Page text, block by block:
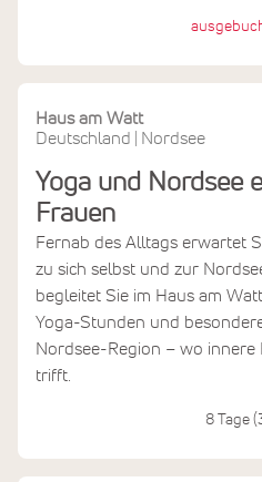
Haus am Watt
Deutschland
Nordsee
Yoga und Nordsee
Frauen
Fernab des Alltags erwartet
zu sich selbst und zur
begleitet Sie im Haus am
Yoga-Stunden und
Nordsee-Region – wo
trifft.
8 Tage